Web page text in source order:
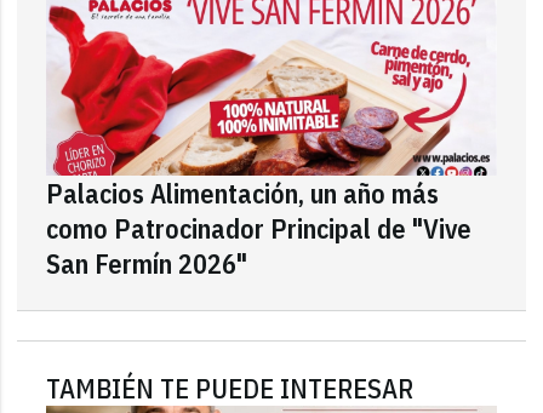
Palacios Alimentación, un año más
como Patrocinador Principal de "Vive
San Fermín 2026"
TAMBIÉN TE PUEDE INTERESAR